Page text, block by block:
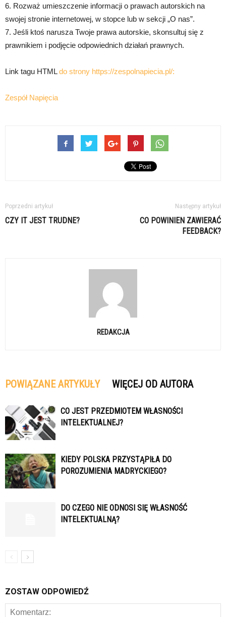
6. Rozważ umieszczenie informacji o prawach autorskich na
swojej stronie internetowej, w stopce lub w sekcji „O nas”.
7. Jeśli ktoś narusza Twoje prawa autorskie, skonsultuj się z
prawnikiem i podjęcie odpowiednich działań prawnych.
Link tagu HTMLdo strony https://zespolnapiecia.pl/:
Zespół Napięcia
Poprzedni artykuł
CZY IT JEST TRUDNE?
Następny artykuł
CO POWINIEN ZAWIERAĆ
FEEDBACK?
REDAKCJA
POWIĄZANE ARTYKUŁY WIĘCEJ OD AUTORA
CO JEST PRZEDMIOTEM WŁASNOŚCI
INTELEKTUALNEJ?
KIEDY POLSKA PRZYSTĄPIŁA DO
POROZUMIENIA MADRYCKIEGO?
DO CZEGO NIE ODNOSI SIĘ WŁASNOŚĆ
INTELEKTUALNĄ?
ZOSTAW ODPOWIEDŹ